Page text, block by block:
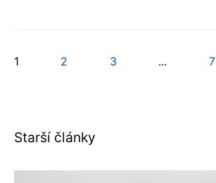
1 2 3 ... 7
Starší články